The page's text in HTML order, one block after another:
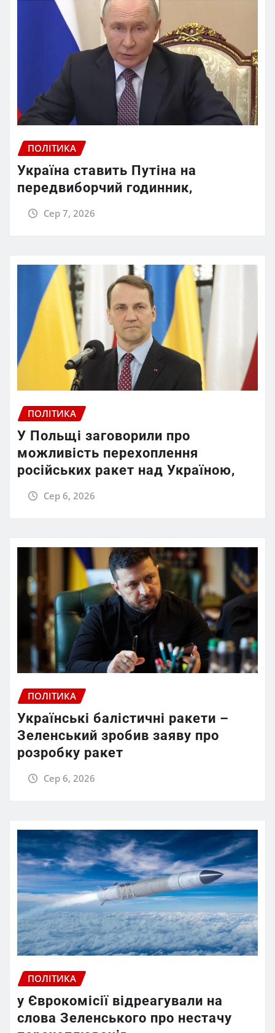
ПОЛІТИКА
Україна ставить Путіна на
передвиборчий годинник,
Сер 7, 2026
ПОЛІТИКА
У Польщі заговорили про
можливість перехоплення
російських ракет над Україною,
Сер 6, 2026
ПОЛІТИКА
Українські балістичні ракети –
Зеленський зробив заяву про
розробку ракет
Сер 6, 2026
ПОЛІТИКА
у Єврокомісії відреагували на
слова Зеленського про нестачу